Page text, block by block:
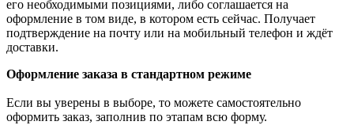
его необходимыми позициями, либо соглашается на
оформление в том виде, в котором есть сейчас. Получает
подтверждение на почту или на мобильный телефон и ждёт
доставки.
Оформление заказа в стандартном режиме
Если вы уверены в выборе, то можете самостоятельно
оформить заказ, заполнив по этапам всю форму.